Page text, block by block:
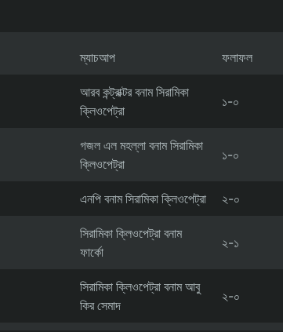
ম্যাচআপ ফলাফল
আরব কন্ট্রাক্টর বনাম সিরামিকা
ক্লিওপেট্রা
১-০
গজল এল মহল্লা বনাম সিরামিকা
ক্লিওপেট্রা
১-০
এনপি বনাম সিরামিকা ক্লিওপেট্রা ২-০
সিরামিকা ক্লিওপেট্রা বনাম
ফার্কো
২-১
সিরামিকা ক্লিওপেট্রা বনাম আবু
কির সেমাদ
২-০